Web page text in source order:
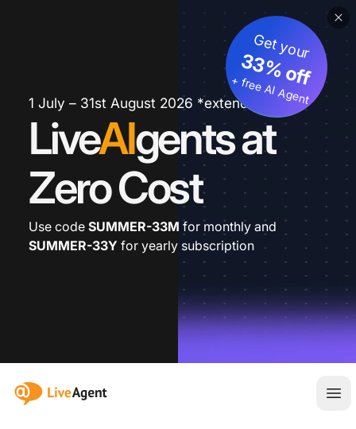
1 July – 31st August 2026 *extended
LiveAIgents at
Zero Cost
Get your
33% off
+ free AI Agent
Use code SUMMER-33M for monthly and
SUMMER-33Y for yearly subscription
:site.title